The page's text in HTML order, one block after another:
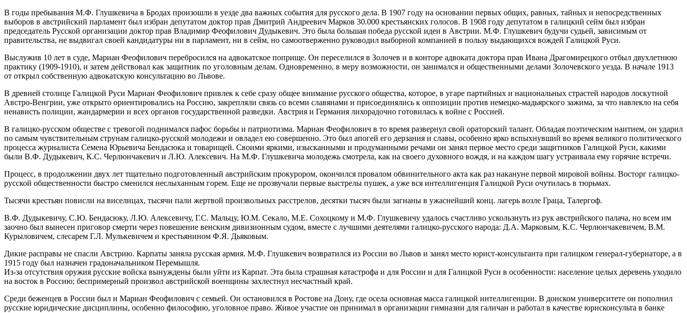
В годы пребывания М.Ф. Глушкевича в Бродах произошли в уезде два важных события для русского дела. В 1907 году на основании первых общих, равных, тайных и непосредственных
выборов в австрийский парламент был избран депутатом доктор прав Дмитрий Андреевич Марков 30.000 крестьянских голосов. В 1908 году депутатом в галицкий сейм был избран
председатель Русской организации доктор прав Владимир Феофилович Дудыкевич. Это была большая победа русской идеи в Австрии. М.Ф. Глушкевич будучи судьей, зависимым от
правительства, не выдвигал своей кандидатуры ни в парламент, ни в сейм, но самоотверженно руководил выборной компанией в пользу выдающихся вождей Галицкой Руси.
Выслужив 10 лет в суде, Мариан Феофилович перебросился на адвокатское поприще. Он переселился в Золочев и в конторе адвоката доктора прав Ивана Драгомирецкого отбыл двухлетнюю
практику (1909-1910), и затем действовал как защитник по уголовным делам. Одновременно, в меру возможности, он занимался и общественными делами Золочевского уезда. В начале 1913
от открыл собственную адвокатскую консультацию во Львове.
В древней столице Галицкой Руси Мариан Феофилович привлек к себе сразу общее внимание русского общества, которое, в угаре партийных и национальных страстей народов лоскутной
Австро-Венгрии, уже открыто ориентировались на Россию, закрепляли связь со всеми славянами и присоединялись к оппозиции против немецко-мадьярского зажима, за что навлекло на себя
ненависть полиции, жандармерии и всех органов государственной разведки. Австрия и Германия лихорадочно готовилась к войне с Россией.
В галицко-русском обществе с тревогой поднимался пафос борьбы и патриотизма. Мариан Феофилович в то время развернул свой ораторский талант. Обладая поэтическим наитием, он ударил
по самым чувствительным струнам галицко-русской молодежи и овладел ею совершенно. Это был апогей его дерзания и славы, особенно ярко вспыхнувший во время великого политического
процесса журналиста Семена Юрьевича Бендасюка и товарищей. Своими яркими, изысканными и продуманными речами он занял первое место среди защитников Галицкой Руси, какими
были В.Ф. Дудыкевич, К.С. Черлюнчакевич и Л.Ю. Алексевич. На М.Ф. Глушкевича молодежь смотрела, как на своего духовного вождя, и на каждом шагу устраивала ему горячие встречи.
Процесс, в продолжении двух лет тщательно подготовленный австрийским прокурором, окончился провалом обвинительного акта как раз накануне первой мировой войны. Восторг галицко-
русской общественности быстро сменился неслыханным горем. Еще не прозвучали первые выстрелы пушек, а уже вся интеллигенция Галицкой Руси очутилась в тюрьмах.
Тысячи крестьян повисли на виселицах, тысячи пали жертвой произвольных расстрелов, десятки тысяч были загнаны в ужаснейший конц. лагерь возле Граца, Талергоф.
В.Ф. Дудыкевичу, С.Ю. Бендасюку, Л.Ю. Алексевичу, Г.С. Мальцу, Ю.М. Секало, М.Е. Сохоцкому и М.Ф. Глушкевичу удалось счастливо ускользнуть из рук австрийского палача, но всем им
заочно был вынесен приговор смерти через повешение венским дивизионным судом, вместе с лучшими деятелями галицко-русского народа: Д.А. Марковым, К.С. Черлюнчакевичем, В.М.
Курыловичем, слесарем Г.Л. Мулькевичем и крестьянином Ф.Я. Дьяковым.
Дикие расправы не спасли Австрию. Карпаты заняла русская армия. М.Ф. Глушкевич возвратился из России во Львов и занял место юрист-консультанта при галицком генерал-губернаторе, а в
1915 году был назначен градоначальником Перемышля.
Из-за отсутствия оружия русские войска вынуждены были уйти из Карпат. Эта была страшная катастрофа и для России и для Галицкой Руси в особенности: население целых деревень уходило
на восток в Россию; беспримерный произвол австрийской военщины захлестнул несчастный край.
Среди беженцев в России был и Мариан Феофилович с семьей. Он остановился в Ростове на Дону, где осела основная масса галицкой интеллигенции. В донском университете он пополнил
русские юридические дисциплины, особенно философию, уголовное право. Живое участие он принимал в организации гимназии для галичан и работал в качестве юрисконсульта в банке